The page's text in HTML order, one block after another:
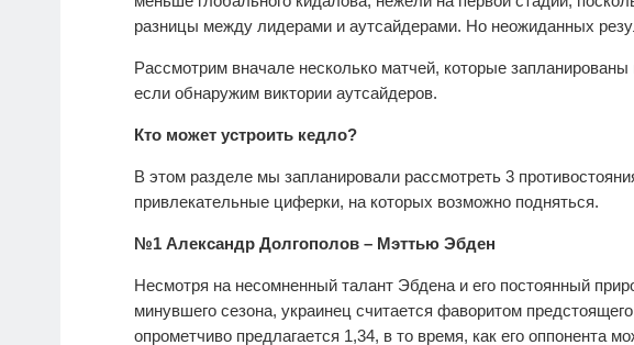
разницы между лидерами и аутсайдерами. Но неожиданных
Рассмотрим вначале несколько матчей, которые
если обнаружим виктории аутсайдеров.
Кто может устроить кедло?
В этом разделе мы запланировали рассмотреть 3
привлекательные циферки, на которых возможно подняться.
№1 Александр Долгополов – Мэттью Эбден
Несмотря на несомненный талант Эбдена и его постоянный
минувшего сезона, украинец считается фаворитом
опрометчиво предлагается 1,34, в то время, как его оппонента